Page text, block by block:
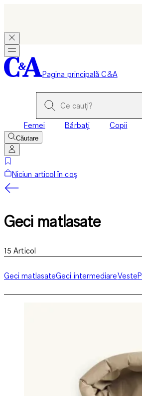
Pagina principală C&A
Femei Bărbați Copii
Căutare
Niciun articol în coș
Geci matlasate
15 Articol
Geci matlasateGeci intermediareVeste